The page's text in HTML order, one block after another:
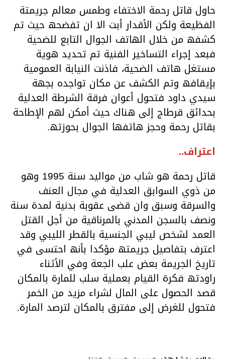
حاول قاتل رحمة الاختفاء وطمس معالم جریمتة
الفظیعة ولكن الأقدار أبت الا ان تفضحھ حیث تم
كشفھ من خلال الھاتف الجوال التابع للضحیة
فبعد إجراء التساخیر الفنیة تم تحدید ھویة
مستغل ھاتف الضحیة، فاذنت النیابة العمومیة
بإیقافھ وتم الكشف عن مكان تواجده بجھة
سیدي داود فتحول أعوان فرقة الشرطة العدلیة
بحدائق قرطاج إلى ھناك حیث أمكن لھم الإطاحة
بقاتل رحمة وحجز ھاتفھا الجوال بحوزتھ.
اعتراف..
قاتل رحمة ھو شاب من موالید سنة 1995 وھو
من ذوي السوابق العدلیة في مجال العنف
والسرقة وسبق وان قضى عقوبة بدنیة لمدة سنة
ونصف بالسجن المدني بالمرناقیة من أجل القتل
العمد لشخص لیبي الجنسیة بالقطر اللیبي وقد
اعترف بتفاصیل جریمتھ مؤكدا بأنھ احتسى في
تاریخ الجریمة بعض علب الجعة وفي الأثناء
راودتھ فكرة القیام بعملیة سلب للمارة بالمكان
قصد الحصول على المال لشراء مزید من الخمر
فتحول للغرض إلى مفترق بالمكان لترصد المارة.